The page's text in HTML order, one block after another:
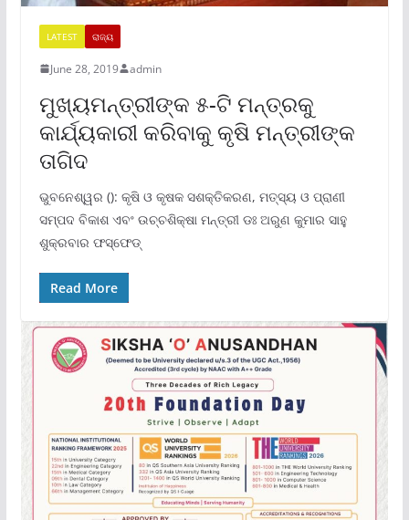
LATEST ରାଜ୍ୟ
June 28, 2019 admin
ମୁଖ୍ୟମନ୍ତ୍ରୀଙ୍କ ୫-ଟି ମନ୍ତ୍ରକୁ
କାର୍ଯ୍ୟକାରୀ କରିବାକୁ କୃଷି ମନ୍ତ୍ରୀଙ୍କ
ତାଗିଦ
ଭୁବନେଶ୍ୱର (): କୃଷି ଓ କୃଷକ ସଶକ୍ତିକରଣ, ମତ୍ସ୍ୟ ଓ ପ୍ରାଣୀ
ସମ୍ପଦ ବିକାଶ ଏବଂ ଉଚ୍ଚଶିକ୍ଷା ମନ୍ତ୍ରୀ ଡଃ ଅରୁଣ କୁମାର ସାହୁ
ଶୁକ୍ରବାର ଫସ୍ଫେଡ୍
Read More